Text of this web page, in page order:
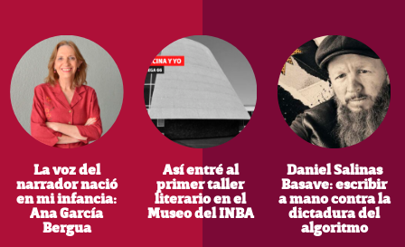
La voz del
narrador nació
en mi infancia:
Ana García
Bergua
Así entré al
primer taller
literario en el
Museo del INBA
Daniel Salinas
Basave: escribir
a mano contra la
dictadura del
algoritmo